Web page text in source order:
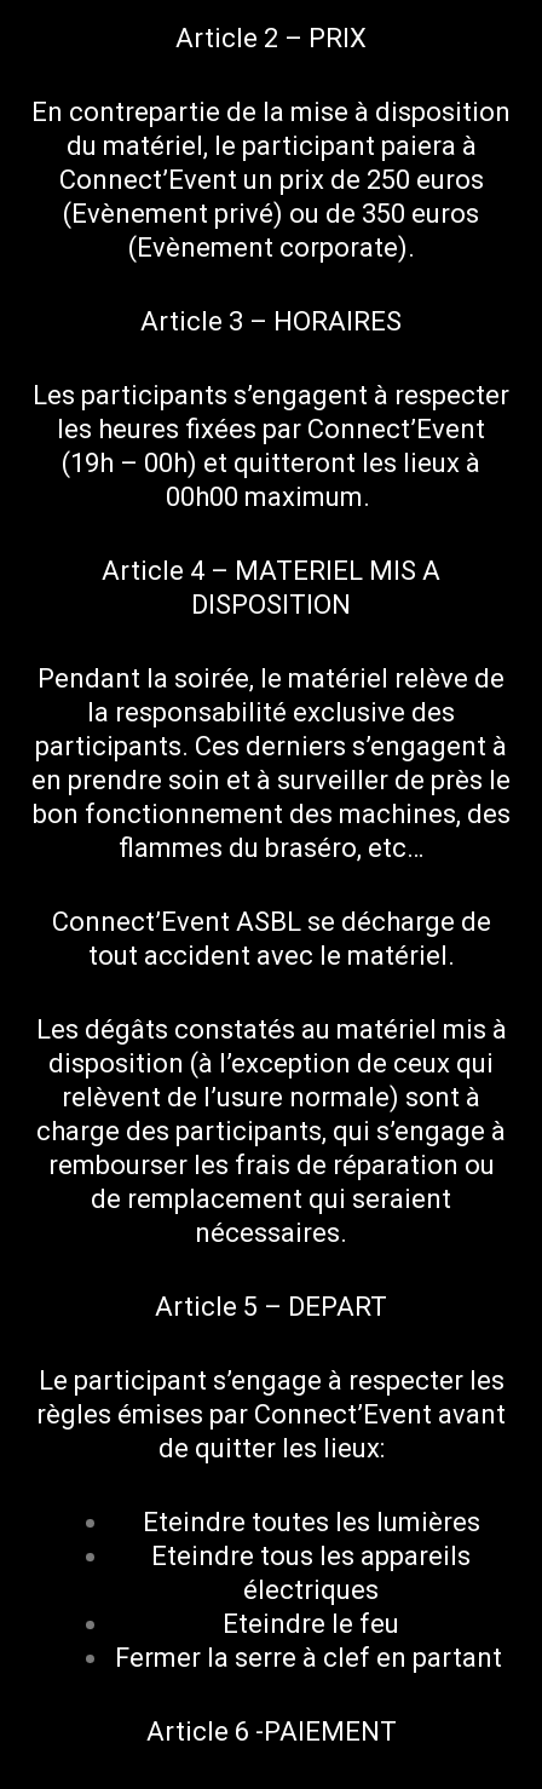
Article 2 – PRIX
En contrepartie de la mise à disposition
du matériel, le participant paiera à
Connect’Event un prix de 250 euros
(Evènement privé) ou de 350 euros
(Evènement corporate).
Article 3 – HORAIRES
Les participants s’engagent à respecter
les heures fixées par Connect’Event
(19h – 00h) et quitteront les lieux à
00h00 maximum.
Article 4 – MATERIEL MIS A
DISPOSITION
Pendant la soirée, le matériel relève de
la responsabilité exclusive des
participants. Ces derniers s’engagent à
en prendre soin et à surveiller de près le
bon fonctionnement des machines, des
flammes du braséro, etc…
Connect’Event ASBL se décharge de
tout accident avec le matériel.
Les dégâts constatés au matériel mis à
disposition (à l’exception de ceux qui
relèvent de l’usure normale) sont à
charge des participants, qui s’engage à
rembourser les frais de réparation ou
de remplacement qui seraient
nécessaires.
Article 5 – DEPART
Le participant s’engage à respecter les
règles émises par Connect’Event avant
de quitter les lieux:
Eteindre toutes les lumières
Eteindre tous les appareils
électriques
Eteindre le feu
Fermer la serre à clef en partant
Article 6 -PAIEMENT